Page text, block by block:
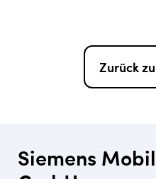
Zurück
Siemens